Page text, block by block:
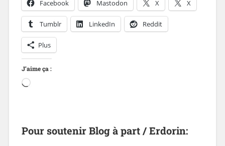
Facebook Mastodon X X
Tumblr LinkedIn Reddit
Plus
J’aime ça :
Pour soutenir Blog à part / Erdorin: